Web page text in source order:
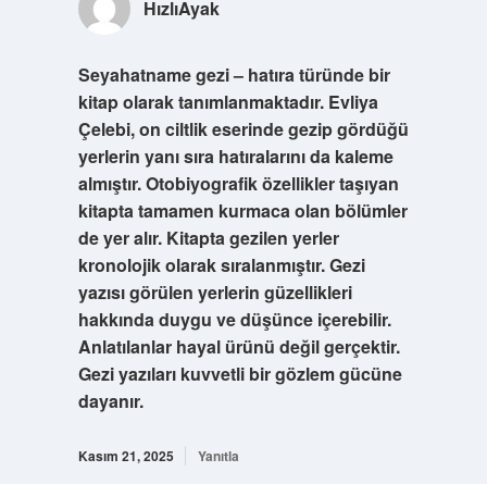
HızlıAyak
Seyahatname gezi – hatıra türünde bir
kitap olarak tanımlanmaktadır. Evliya
Çelebi, on ciltlik eserinde gezip gördüğü
yerlerin yanı sıra hatıralarını da kaleme
almıştır. Otobiyografik özellikler taşıyan
kitapta tamamen kurmaca olan bölümler
de yer alır. Kitapta gezilen yerler
kronolojik olarak sıralanmıştır. Gezi
yazısı görülen yerlerin güzellikleri
hakkında duygu ve düşünce içerebilir.
Anlatılanlar hayal ürünü değil gerçektir.
Gezi yazıları kuvvetli bir gözlem gücüne
dayanır.
Kasım 21, 2025 Yanıtla